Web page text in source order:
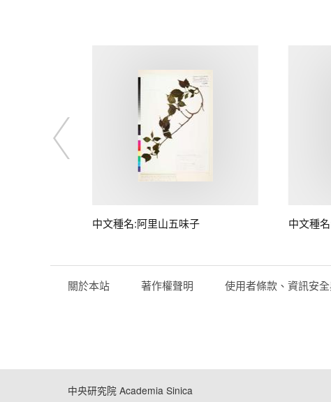
中文種名:阿里山五味子 中文種
關於本站 著作權聲明 使用者條款、資訊安
中央研究院 Academia Sinica